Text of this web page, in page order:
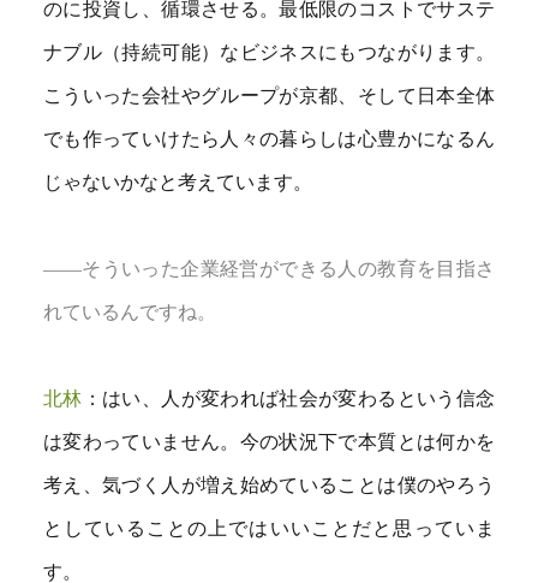
のに投資し、循環させる。最低限のコストでサステ
ナブル（持続可能）なビジネスにもつながります。
こういった会社やグループが京都、そして日本全体
でも作っていけたら人々の暮らしは心豊かになるん
じゃないかなと考えています。
――そういった企業経営ができる人の教育を目指さ
れているんですね。
北林 ：はい、人が変われば社会が変わるという信念
は変わっていません。今の状況下で本質とは何かを
考え、気づく人が増え始めていることは僕のやろう
としていることの上ではいいことだと思っていま
す。